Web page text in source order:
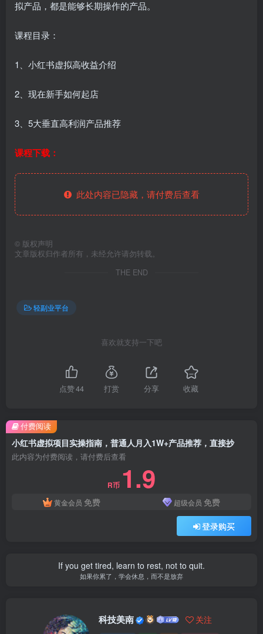
拟产品，都是能够长期操作的产品。
课程目录：
1、小红书虚拟高收益介绍
2、现在新手如何起店
3、5大垂直高利润产品推荐
课程下载：
此处内容已隐藏，请付费后查看
© 版权声明
文章版权归作者所有，未经允许请勿转载。
THE END
轻副业平台
喜欢就支持一下吧
点赞44 打赏 分享 收藏
小红书虚拟项目实操指南，普通人月入1W+产品推荐，直接抄
此内容为付费阅读，请付费后查看
R币 1.9
黄金会员 免费 超级会员 免费
登录购买
付费阅读
If you get tired, learn to rest, not to quit.
如果你累了，学会休息，而不是放弃
科技美南 关注